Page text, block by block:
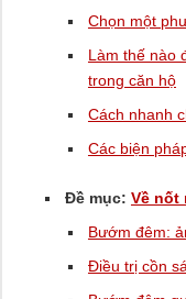
Chọn một
Làm thế nào
trong căn hộ
Cách nhanh
Các biện
Đề mục: Về nốt
Bướm đêm:
Điều trị cồn